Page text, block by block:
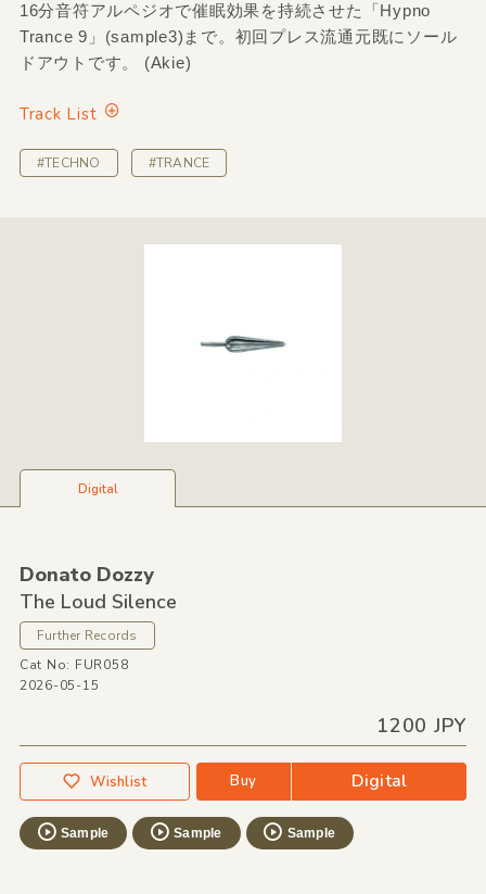
16分音符アルペジオで催眠効果を持続させた「Hypno
Trance 9」(sample3)まで。初回プレス流通元既にソール
ドアウトです。 (Akie)
Track List
#TECHNO #TRANCE
Digital
Donato Dozzy
The Loud Silence
Further Records
Cat No: FUR058
2026-05-15
1200 JPY
Wishlist Buy Digital
Sample Sample Sample